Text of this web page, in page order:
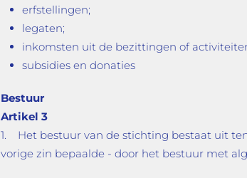
erfstellingen;
legaten;
inkomsten uit de bezittingen of
subsidies en donaties
Bestuur
Artikel 3
1. Het bestuur van de stichting bestaat uit
vorige zin bepaalde - door het bestuur met